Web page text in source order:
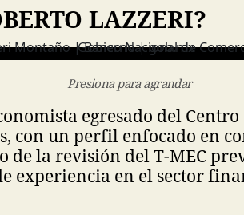
LAZZERI?
Presiona para agrandar
egresado del
con un perfil enfocado en
de la revisión del T-MEC
experiencia en el sector